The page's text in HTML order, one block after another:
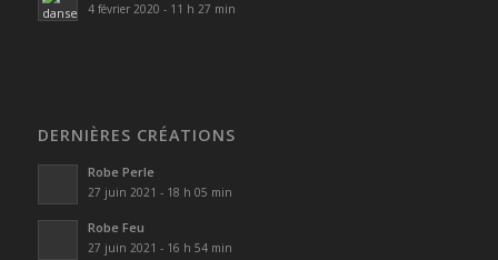
4 février 2020 - 11 h 27 min
DERNIÈRES CRÉATIONS
Robe Perle
27 juin 2021 - 18 h 05 min
Robe Feu
27 juin 2021 - 16 h 54 min